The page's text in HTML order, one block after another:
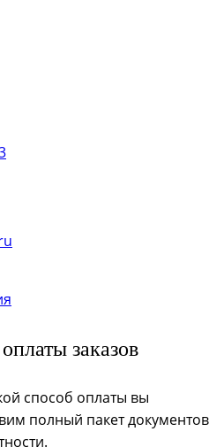
заказов
способ оплаты вы
полный пакет документов